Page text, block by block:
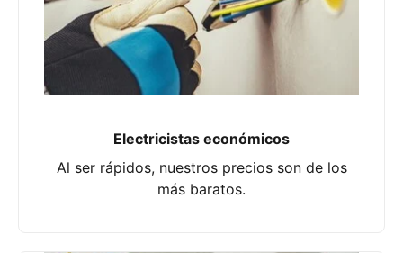
Electricistas económicos
Al ser rápidos, nuestros precios son de los
más baratos.